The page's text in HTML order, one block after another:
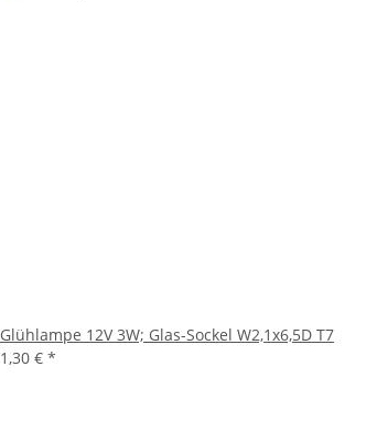
Glühlampe 12V 3W; Glas-Sockel W2,1x6,5D T7
1,30 € *